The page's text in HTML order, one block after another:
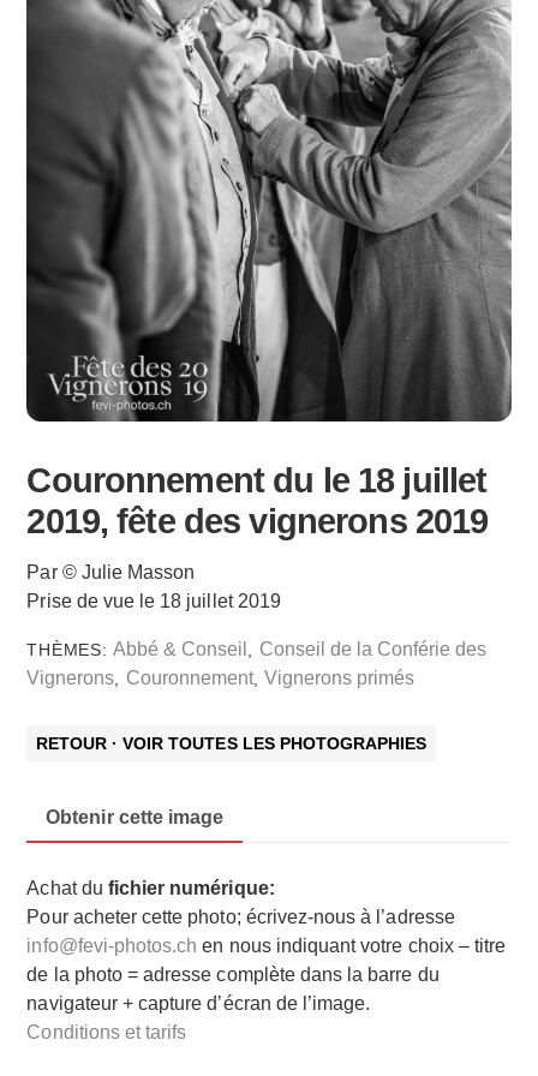
Couronnement du le 18 juillet
2019, fête des vignerons 2019
Par © Julie Masson
Prise de vue le 18 juillet 2019
THÈMES:Abbé & Conseil
Conseil de la Conférie des
Vignerons
Couronnement,Vignerons primés
RETOUR · VOIR TOUTES LES PHOTOGRAPHIES
Obtenir cette image
Achat du fichier numérique:
Pour acheter cette photo; écrivez-nous à l’adresse
info@fevi-photos.ch en nous indiquant votre choix – titre
de la photo = adresse complète dans la barre du
navigateur + capture d’écran de l’image.
Conditions et tarifs